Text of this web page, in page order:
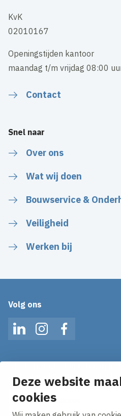
Deze website
cookies
KvK
02010167
Openingstijden kantoor
maandag t/m vrijdag 08:00
Contact
Snel naar
Over ons
Wat wij doen
Bouwservice &
Veiligheid
Werken bij
Volg ons
LinkedInInstagramFacebook
Ontvang onze nieuws
E-mailadres